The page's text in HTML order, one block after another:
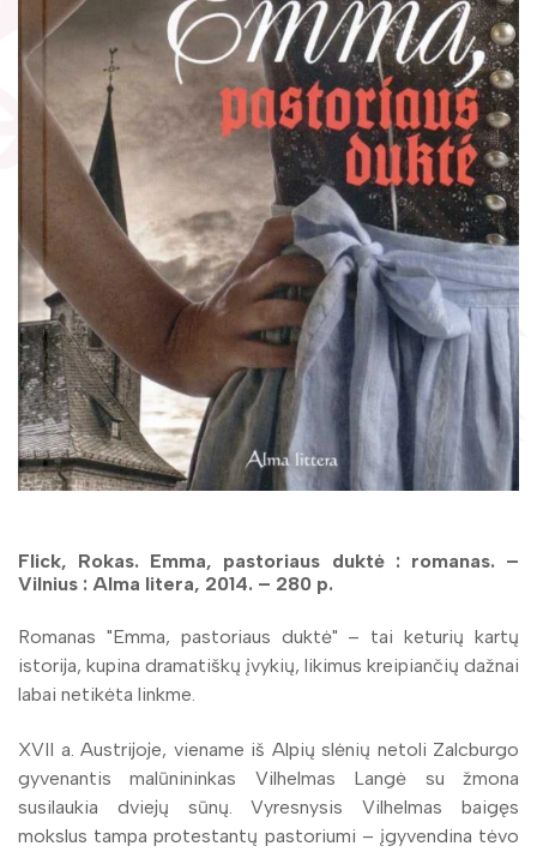
Gaunami periodiniai leidiniai
Tarpbibliotekinis abonementas
Knygomatai
Internetas
Klubai
Literatų klubas „Polėkis“
Interaktyvi kelionė
Gabrielės Petkevičaitės-Bitės literatūrinė
premija
Bibliotekos 70-metis
Virtuali biblioteka
Flick, Rokas. Emma, pastoriaus duktė : romanas. –
Vilnius : Alma litera, 2014. – 280 p.
Romanas "Emma, pastoriaus duktė" – tai keturių kartų
istorija, kupina dramatiškų įvykių, likimus kreipiančių dažnai
labai netikėta linkme.
XVII a. Austrijoje, viename iš Alpių slėnių netoli Zalcburgo
gyvenantis malūnininkas Vilhelmas Langė su žmona
susilaukia dviejų sūnų. Vyresnysis Vilhelmas baigęs
mokslus tampa protestantų pastoriumi – įgyvendina tėvo